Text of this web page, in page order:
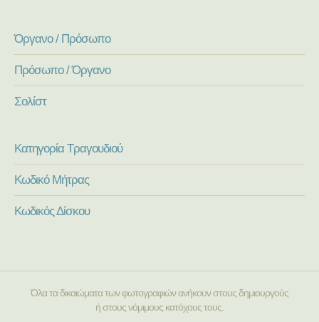
Όργανο / Πρόσωπο
Πρόσωπο / Όργανο
Σολίστ
Κατηγορία Τραγουδιού
Κωδικό Μήτρας
Κωδικός Δίσκου
Όλα τα δικαιώματα των φωτογραφιών ανήκουν στους δημιουργούς
ή στους νόμιμους κατόχους τους.